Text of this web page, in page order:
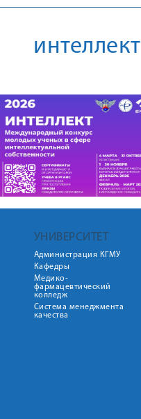
интеллект
УНИВЕРСИТЕТ
Администрация КГМУ
Кафедры
Медико-
фармацевтический
колледж
Система менеджмента
качества